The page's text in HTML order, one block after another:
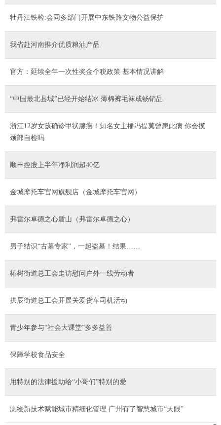
牡丹江铁检:会同多部门开展中东铁路文物公益保护
我省赴河南推介优质粮油产品
官方：延续全年一次性奖金个税政策 基本情况讲解
“中国最北县城”已经开始结冰 薄棉裤毛袜成畅销品
浙江12岁女孩确诊甲状腺癌！知名女主播冯提莫曾患此病 你会摸
颈部自检吗
顺丰控股上半年净利润超40亿
金城摩托车官网旗舰店（金城摩托车官网）
弗雷尔卓德之心盾山（弗雷尔卓德之心）
男子结识“古墓专家”，一起盗墓！结果……
椿树街道总工会走访慰问户外一线劳动者
拱辰街道总工会开展关爱货车司机活动
青少年参与“社会大课堂”多多益善
保障学校食品安全
用特别的法律援助给“小哥们”特别的爱
测绘新技术赋能城市精细化管理 广州有了智慧城市“天眼”